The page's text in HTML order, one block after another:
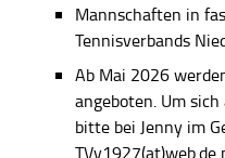
Mannschaften in
Tennisverbands
Ab Mai 2026
angeboten. Um
bitte bei Jenny im
TVv1927(at)web.de